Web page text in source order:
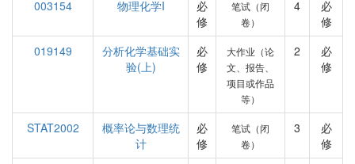
003154 物理化学I
必
修
笔试（闭
卷）
4
必
修
019149
分析化学基础实
验(上)
必
修
大作业（论
文、报告、
项目或作品
等）
2
必
修
STAT2002
概率论与数理统
计
必
修
笔试（闭
卷）
3
必
修